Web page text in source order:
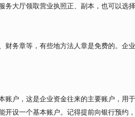
务大厅领取营业执照正、副本，也可以选
财务章等，有些地方法人章是免费的。企
账户，这是企业资金往来的主要账户，用
开设一个基本账户。记得提前向银行预约